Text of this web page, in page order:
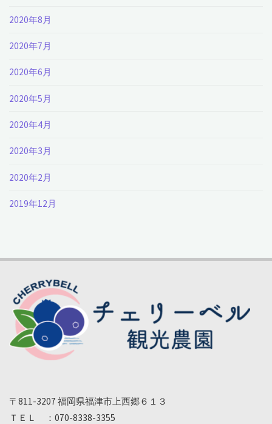
2020年8月
2020年7月
2020年6月
2020年5月
2020年4月
2020年3月
2020年2月
2019年12月
〒811-3207 福岡県福津市上西郷６１３
ＴＥＬ ：070-8338-3355